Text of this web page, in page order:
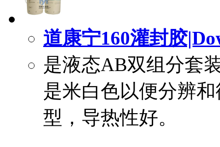
道康宁160灌封胶
是液态AB双组分套
是米白色以便分辨
型，导热性好。